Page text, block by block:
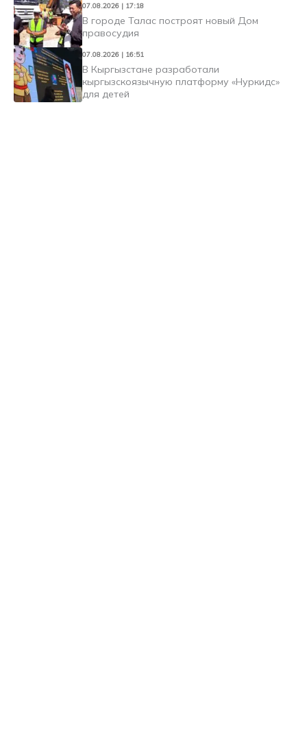
07.08.2026 | 17:18
В городе Талас построят новый Дом
правосудия
07.08.2026 | 16:51
В Кыргызстане разработали
кыргызскоязычную платформу «Нуркидс»
для детей